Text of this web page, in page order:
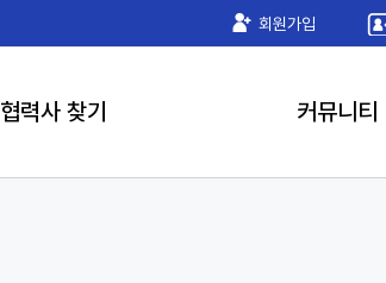
게임더하기 공인인증 모듈 안내회원가입
협력사 찾기 커뮤니티